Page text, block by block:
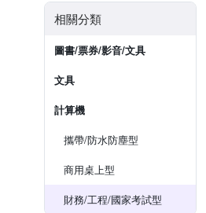
相關分類
圖書/票券/影音/文具
文具
計算機
攜帶/防水防塵型
商用桌上型
財務/工程/國家考試型